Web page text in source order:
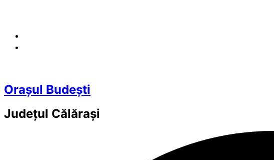
Orașul Budești
Județul Călărași